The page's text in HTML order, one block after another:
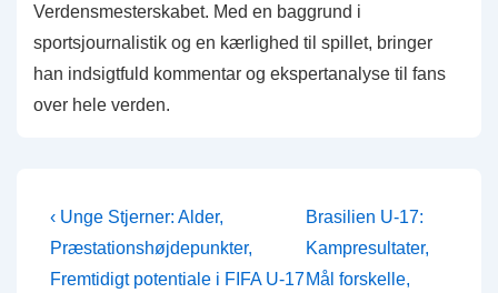
Verdensmesterskabet. Med en baggrund i
sportsjournalistik og en kærlighed til spillet, bringer
han indsigtfuld kommentar og ekspertanalyse til fans
over hele verden.
Post
navigation
Previous
Post
is
‹ Unge Stjerner: Alder,
Præstationshøjdepunkter,
Fremtidigt potentiale i FIFA U-17
Next
Post
is
Brasilien U-17:
Kampresultater,
Mål forskelle,